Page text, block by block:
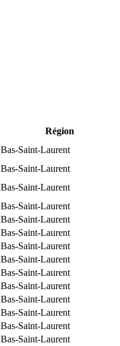
Région
Bas-Saint-Laurent
Bas-Saint-Laurent
Bas-Saint-Laurent
Bas-Saint-Laurent
Bas-Saint-Laurent
Bas-Saint-Laurent
Bas-Saint-Laurent
Bas-Saint-Laurent
Bas-Saint-Laurent
Bas-Saint-Laurent
Bas-Saint-Laurent
Bas-Saint-Laurent
Bas-Saint-Laurent
Bas-Saint-Laurent